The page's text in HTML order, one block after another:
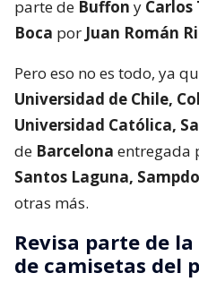
parte de Buffon y Carlos
Boca por Juan Román
Pero eso no es todo, ya
Universidad de Chile,
Universidad Católica,
de Barcelona entregada
Santos Laguna,
otras más.
Revisa parte de
de camisetas del